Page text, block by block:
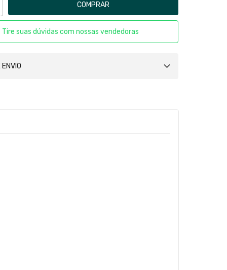
Tire suas dúvidas com nossas vendedoras
ENVIO